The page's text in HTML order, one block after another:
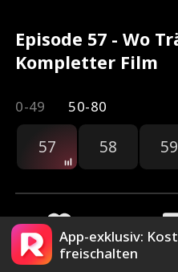
Episode 57 - Wo
Kompletter Film
0-49 50-80
57 58 59
2.7k
App-exklusiv:
freischalten